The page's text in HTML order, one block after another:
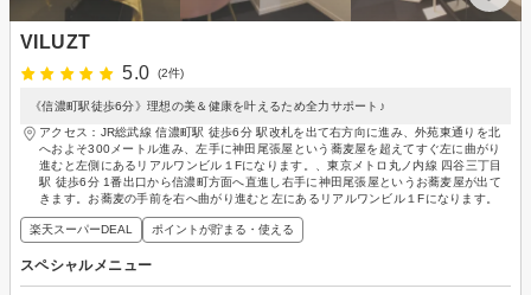
VILUZT
5.0
(2件)
《信濃町駅徒歩6分》理想の美＆健康を叶えるため全力サポート♪
アクセス：JR総武線 信濃町駅 徒歩6分 駅改札を出て右方向に進み、外苑東通りを北
へおよそ300メートル進み、左手に神田尾張屋という蕎麦屋を超えてすぐ左に曲がり
進むと左側にあるリアルワンビル１Fになります。、東京メトロ丸ノ内線 四谷三丁目
駅 徒歩6分 1番出口から信濃町方面へ直進し右手に神田尾張屋というお蕎麦屋が出て
きます。お蕎麦の手前を右へ曲がり進むと左にあるリアルワンビル１Fになります。
楽天スーパーDEAL ポイントが貯まる・使える
スペシャルメニュー